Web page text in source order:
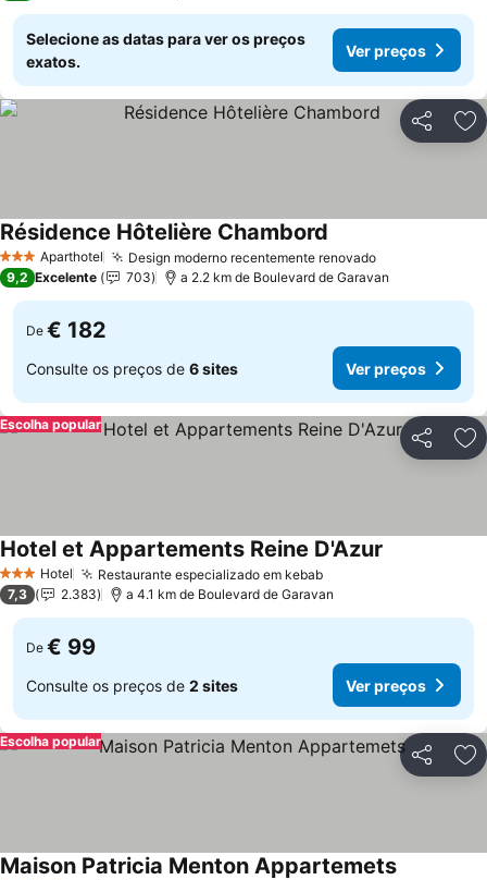
Selecione as datas para ver os preços
exatos.
Ver preços
Partilhar
3 EstrelasAparthotel Design moderno recentemente renovado
Résidence Hôtelière Chambord
9,2 Excelente 703 a 2.2 km de Boulevard de Garavan
De € 182
Consulte os preços de 6 sites Ver preços
Partilhar
Escolha popular
3 EstrelasHotel Restaurante especializado em kebab
Hotel et Appartements Reine D'Azur
7,3 2.383 a 4.1 km de Boulevard de Garavan
De € 99
Consulte os preços de 2 sites Ver preços
Partilhar
Escolha popular
Maison Patricia Menton Appartemets